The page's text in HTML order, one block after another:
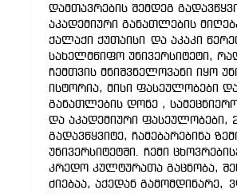
დამთავრების შემდეგ
აკადემიური განათლების
ქალაქი ქუთაისი და აკაკი
სახელმწიფო უნივერსიტეტი,
ჩემთვის მნიშვნელოვანი იყო
ისტორია, მისი ფასეულობები
განათლების დონე ,
და აკადემიური ფასეულობები,
გადავწყვიტე, ჩამებარებინა
უნივერსიტეტში. ჩემი
კრედო კულტურათა გაცნობა,
ძიებაა, აქედან გამომდინარე,